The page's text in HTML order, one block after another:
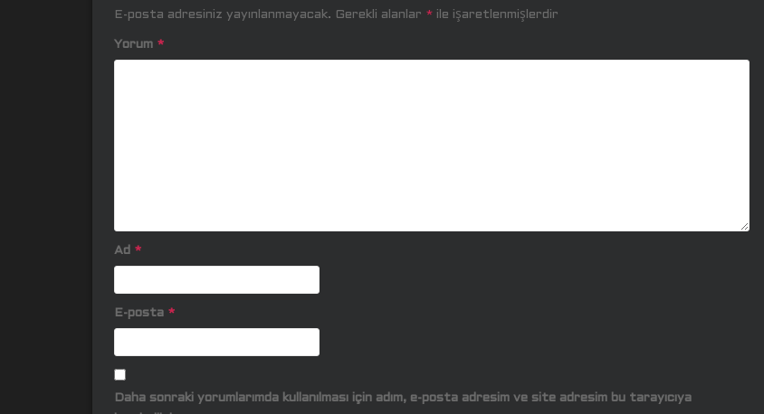
E-posta adresiniz yayınlanmayacak. Gerekli alanlar * ile işaretlenmişlerdir
Yorum *
Ad *
E-posta *
Daha sonraki yorumlarımda kullanılması için adım, e-posta adresim ve site adresim bu tarayıcıya